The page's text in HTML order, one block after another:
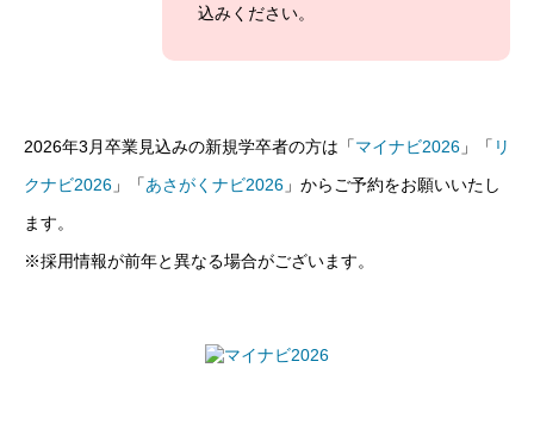
込みください。
2026年3月卒業見込みの新規学卒者の方は「マイナビ2026 」「 リ
クナビ2026 」「あさがくナビ2026 」からご予約をお願いいたし
ます。
※採用情報が前年と異なる場合がございます。